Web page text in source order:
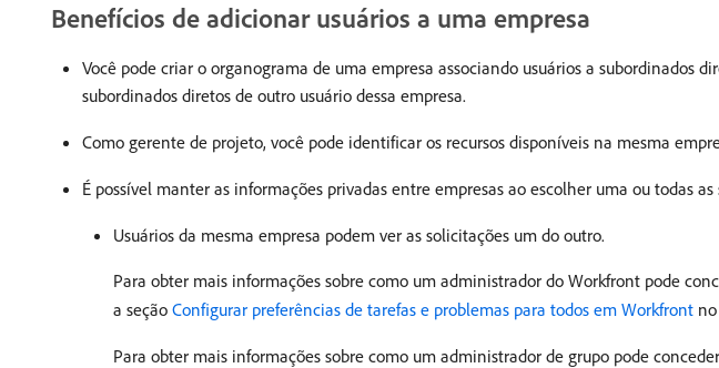
Benefícios de adicionar usuários a uma empresa
Você pode criar o organograma de uma empresa associando usuários a subordinados
subordinados diretos de outro usuário dessa empresa.
Como gerente de projeto, você pode identificar os recursos disponíveis na mesma
É possível manter as informações privadas entre empresas ao escolher uma ou todas
Usuários da mesma empresa podem ver as solicitações um do outro.
Para obter mais informações sobre como um administrador do Workfront pode
a seção Configurar preferências de tarefas e problemas para todos em Workfront
Para obter mais informações sobre como um administrador de grupo pode